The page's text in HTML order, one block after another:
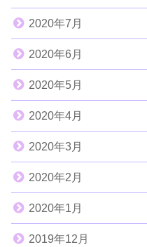
2020年7月
2020年6月
2020年5月
2020年4月
2020年3月
2020年2月
2020年1月
2019年12月